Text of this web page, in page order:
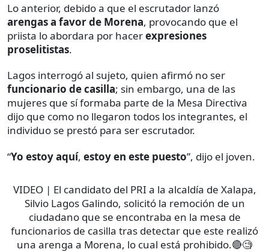
Lo anterior, debido a que el escrutador lanzó
arengas a favor de Morena, provocando que el
priista lo abordara por hacerexpresiones
proselitistas.
Lagos interrogó al sujeto, quien afirmó no ser
funcionario de casilla; sin embargo, una de las
mujeres que sí formaba parte de la Mesa Directiva
dijo que como no llegaron todos los integrantes, el
individuo se prestó para ser escrutador.
“Yo estoy aquí, estoy en este puesto”, dijo el joven.
VIDEO | El candidato del PRI a la alcaldía de Xalapa,
Silvio Lagos Galindo, solicitó la remoción de un
ciudadano que se encontraba en la mesa de
funcionarios de casilla tras detectar que este realizó
una arenga a Morena, lo cual está prohibido.🔴🧐